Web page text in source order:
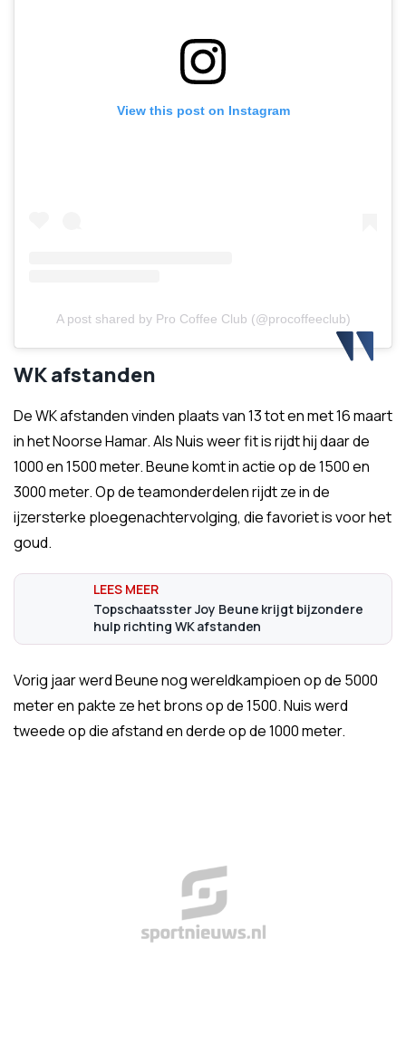
View this post on Instagram
A post shared by Pro Coffee Club (@procoffeeclub)
WK afstanden
De WK afstanden vinden plaats van 13 tot en met 16 maart
in het Noorse Hamar. Als Nuis weer fit is rijdt hij daar de
1000 en 1500 meter. Beune komt in actie op de 1500 en
3000 meter. Op de teamonderdelen rijdt ze in de
ijzersterke ploegenachtervolging, die favoriet is voor het
goud.
Topschaatsster Joy Beune krijgt bijzondere
hulp richting WK afstanden
Vorig jaar werd Beune nog wereldkampioen op de 5000
meter en pakte ze het brons op de 1500. Nuis werd
tweede op die afstand en derde op de 1000 meter.